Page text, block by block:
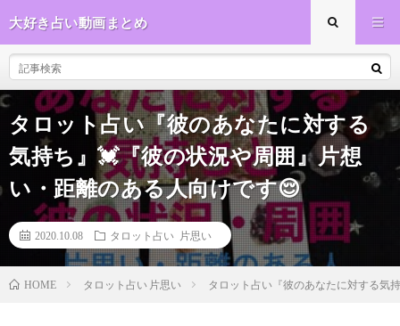
大好き占い動画まとめ
タロット占い『彼のあなたに対する
気持ち』💓『彼の状況や周囲』片想
い・距離のある人向けです😌
2020.10.08 タロット占い 片思い
HOME タロット占い 片思い タロット占い『彼のあなたに対する気